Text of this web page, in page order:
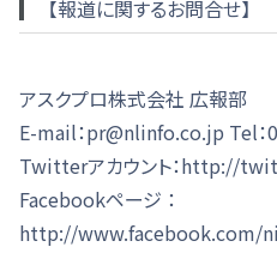
【報道に関するお問合せ】
アスクプロ株式会社 広報部
E-mail：pr@nlinfo.co.jp Tel
Twitterアカウント：http://
Facebookページ ：
http://www.facebook.com/